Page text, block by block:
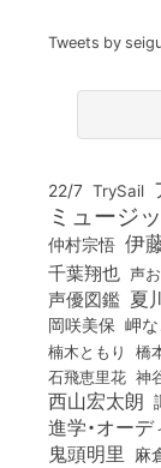
Tweets by
22/7 TrySail
ミュージ
仲村宗悟 伊
千葉翔也 声
声優図鑑 夏
岡咲美保 岬な
楠木ともり 橋
石飛恵里花 神
西山宏太朗
進学・オー
鬼頭明里 麻